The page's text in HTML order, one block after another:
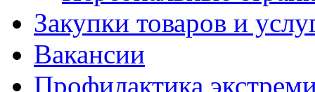
Закупки товаров и
Вакансии
Профилактика